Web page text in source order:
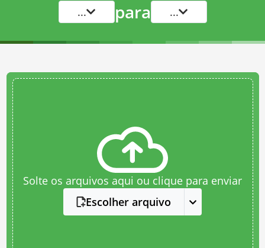
... para ...
Solte os arquivos aqui ou clique para enviar
Escolher arquivo